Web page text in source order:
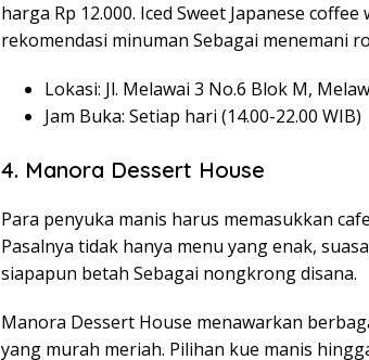
harga Rp 12.000. Iced Sweet Japanese
rekomendasi minuman Sebagai menemani
Lokasi: Jl. Melawai 3 No.6 Blok M,
Jam Buka: Setiap hari (14.00-22.00 WIB)
4. Manora Dessert House
Para penyuka manis harus memasukkan
Pasalnya tidak hanya menu yang enak,
siapapun betah Sebagai nongkrong disana.
Manora Dessert House menawarkan
yang murah meriah. Pilihan kue manis